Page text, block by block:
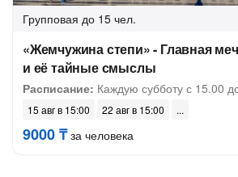
Групповая до 15 чел.
«Жемчужина степи» - Главная
и её тайные смыслы
Расписание: Каждую субботу с 15.00
15 авг в 15:00 22 авг в 15:00
9000 ₸за человека